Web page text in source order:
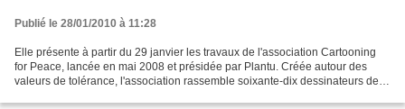
Publié le 28/01/2010 à 11:28
Elle présente à partir du 29 janvier les travaux de l'association Cartooning
for Peace, lancée en mai 2008 et présidée par Plantu. Créée autour des
valeurs de tolérance, l'association rassemble soixante-dix dessinateurs de